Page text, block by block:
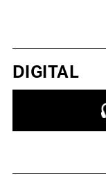
DIGITAL